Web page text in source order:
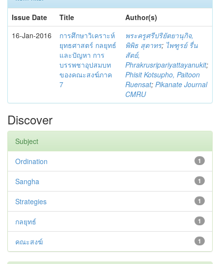
Issue Date
Title
Author(s)
16-Jan-2016
การศึกษาวิเคราะห์
ยุทธศาสตร์ กลยุทธ์
และปัญหา การ
บรรพชาอุปสมบท
ของคณะสงฆ์ภาค
7
พระครูศรีปริยัตยานุกิจ,
พิพิธ สุตาทร; ไพฑูรย์ รื่น
สัตย์,
Phrakrusripariyattayanukit;
Phisit Kotsupho, Paitoon
Ruensat; Pikanate Journal
CMRU
Discover
Subject
1
Ordination
1
Sangha
1
Strategies
1
กลยุทธ์
1
คณะสงฆ์